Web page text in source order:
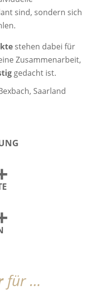
sind, sondern sich
stehen dabei für
Zusammenarbeit,
gedacht ist.
für …